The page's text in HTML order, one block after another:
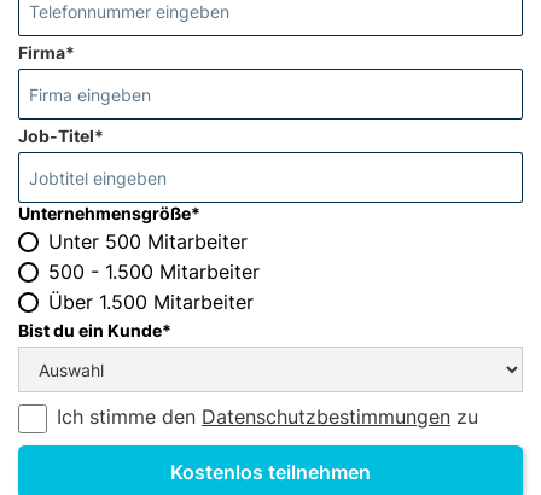
Firma*
Job-Titel*
Unternehmensgröße*
Unter 500 Mitarbeiter
500 - 1.500 Mitarbeiter
Über 1.500 Mitarbeiter
Bist du ein Kunde*
Ich stimme den Datenschutzbestimmungen zu